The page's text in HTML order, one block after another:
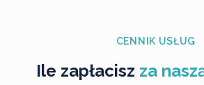
CENNIK USŁUG
Ile zapłacisz za